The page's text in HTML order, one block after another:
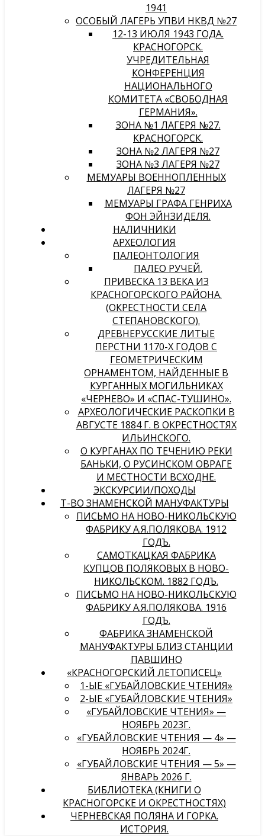
1941
ОСОБЫЙ ЛАГЕРЬ УПВИ НКВД №27
12-13 ИЮЛЯ 1943 ГОДА.
КРАСНОГОРСК.
УЧРЕДИТЕЛЬНАЯ
КОНФЕРЕНЦИЯ
НАЦИОНАЛЬНОГО
КОМИТЕТА «СВОБОДНАЯ
ГЕРМАНИЯ».
ЗОНА №1 ЛАГЕРЯ №27.
КРАСНОГОРСК.
ЗОНА №2 ЛАГЕРЯ №27
ЗОНА №3 ЛАГЕРЯ №27
МЕМУАРЫ ВОЕННОПЛЕННЫХ
ЛАГЕРЯ №27
МЕМУАРЫ ГРАФА ГЕНРИХА
ФОН ЭЙНЗИДЕЛЯ.
НАЛИЧНИКИ
АРХЕОЛОГИЯ
ПАЛЕОНТОЛОГИЯ
ПАЛЕО РУЧЕЙ.
ПРИВЕСКА 13 ВЕКА ИЗ
КРАСНОГОРСКОГО РАЙОНА.
(ОКРЕСТНОСТИ СЕЛА
СТЕПАНОВСКОГО).
ДРЕВНЕРУССКИЕ ЛИТЫЕ
ПЕРСТНИ 1170-Х ГОДОВ С
ГЕОМЕТРИЧЕСКИМ
ОРНАМЕНТОМ, НАЙДЕННЫЕ В
КУРГАННЫХ МОГИЛЬНИКАХ
«ЧЕРНЕВО» И «СПАС-ТУШИНО».
АРХЕОЛОГИЧЕСКИЕ РАСКОПКИ В
АВГУСТЕ 1884 Г. В ОКРЕСТНОСТЯХ
ИЛЬИНСКОГО.
О КУРГАНАХ ПО ТЕЧЕНИЮ РЕКИ
БАНЬКИ, О РУСИНСКОМ ОВРАГЕ
И МЕСТНОСТИ ВСХОДНЕ.
ЭКСКУРСИИ/ПОХОДЫ
Т-ВО ЗНАМЕНСКОЙ МАНУФАКТУРЫ
ПИСЬМО НА НОВО-НИКОЛЬСКУЮ
ФАБРИКУ А.Я.ПОЛЯКОВА. 1912
ГОДЪ.
САМОТКАЦКАЯ ФАБРИКА
КУПЦОВ ПОЛЯКОВЫХ В НОВО-
НИКОЛЬСКОМ. 1882 ГОДЪ.
ПИСЬМО НА НОВО-НИКОЛЬСКУЮ
ФАБРИКУ А.Я.ПОЛЯКОВА. 1916
ГОДЪ.
ФАБРИКА ЗНАМЕНСКОЙ
МАНУФАКТУРЫ БЛИЗ СТАНЦИИ
ПАВШИНО
«КРАСНОГОРСКИЙ ЛЕТОПИСЕЦ»
1-ЫЕ «ГУБАЙЛОВСКИЕ ЧТЕНИЯ»
2-ЫЕ «ГУБАЙЛОВСКИЕ ЧТЕНИЯ»
«ГУБАЙЛОВСКИЕ ЧТЕНИЯ» —
НОЯБРЬ 2023Г.
«ГУБАЙЛОВСКИЕ ЧТЕНИЯ — 4» —
НОЯБРЬ 2024Г.
«ГУБАЙЛОВСКИЕ ЧТЕНИЯ — 5» —
ЯНВАРЬ 2026 Г.
БИБЛИОТЕКА (КНИГИ О
КРАСНОГОРСКЕ И ОКРЕСТНОСТЯХ)
ЧЕРНЕВСКАЯ ПОЛЯНА И ГОРКА.
ИСТОРИЯ.